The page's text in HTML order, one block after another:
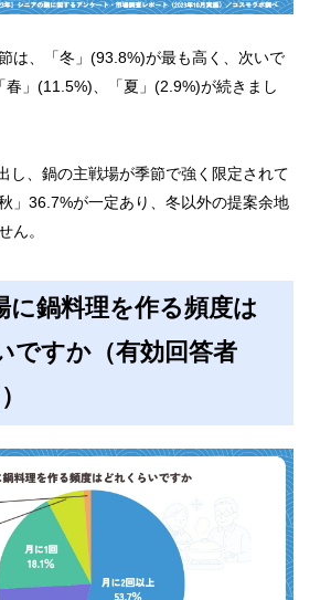
は、「冬」(93.8%)が最も高く、次いで
春」(11.5%)、「夏」(2.9%)が続きまし
し、鍋の主戦場が季節で強く限定されて
」36.7%が一定あり、冬以外の提案余地
ん。
に鍋料理を作る頻度は
ですか（有効回答者